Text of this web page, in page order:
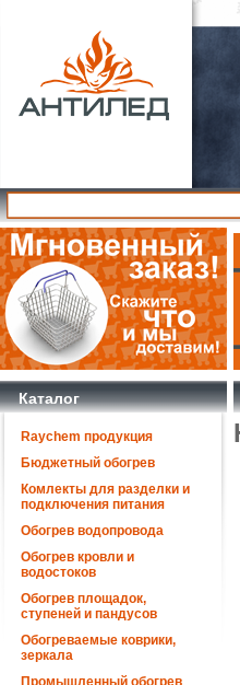
Каталог
Raychem продукция
Бюджетный обогрев
Комлекты для разделки и
подключения питания
Обогрев водопровода
Обогрев кровли и
водостоков
Обогрев площадок,
ступеней и пандусов
Обогреваемые коврики,
зеркала
Промышленный обогрев